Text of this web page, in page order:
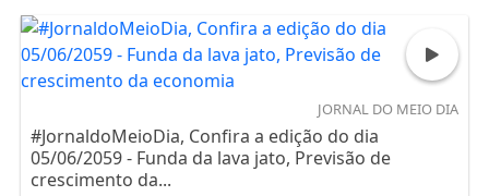
JORNAL DO MEIO DIA
#JornaldoMeioDia, Confira a edição do dia
05/06/2059 - Funda da lava jato, Previsão de
crescimento da...